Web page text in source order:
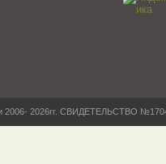
2006- 2026гг. СВИДЕТЕЛЬСТВО